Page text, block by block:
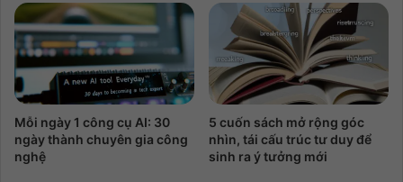
Mỗi ngày 1 công cụ AI: 30
ngày thành chuyên gia công
nghệ
5 cuốn sách mở rộng góc
nhìn, tái cấu trúc tư duy để
sinh ra ý tưởng mới